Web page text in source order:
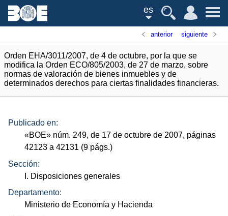
es
anterior siguiente
Orden EHA/3011/2007, de 4 de octubre, por la que se
modifica la Orden ECO/805/2003, de 27 de marzo, sobre
normas de valoración de bienes inmuebles y de
determinados derechos para ciertas finalidades financieras.
Publicado en:
«BOE» núm. 249, de 17 de octubre de 2007, páginas
42123 a 42131 (9 págs.)
Sección:
I. Disposiciones generales
Departamento:
Ministerio de Economía y Hacienda